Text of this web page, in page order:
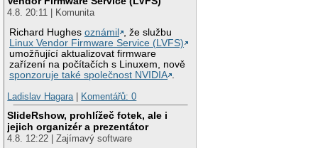
4.8. 20:11 | Komunita
Richard Hughesoznámil
, že službu
Linux Vendor Firmware Service (LVFS)
umožňující aktualizovat firmware
zařízení na počítačích s Linuxem, nově
sponzoruje také společnost NVIDIA .
Ladislav Hagara| Komentářů: 0
SlideRshow, prohlížeč fotek, ale i
jejich organizér a prezentátor
4.8. 12:22 | Zajímavý software